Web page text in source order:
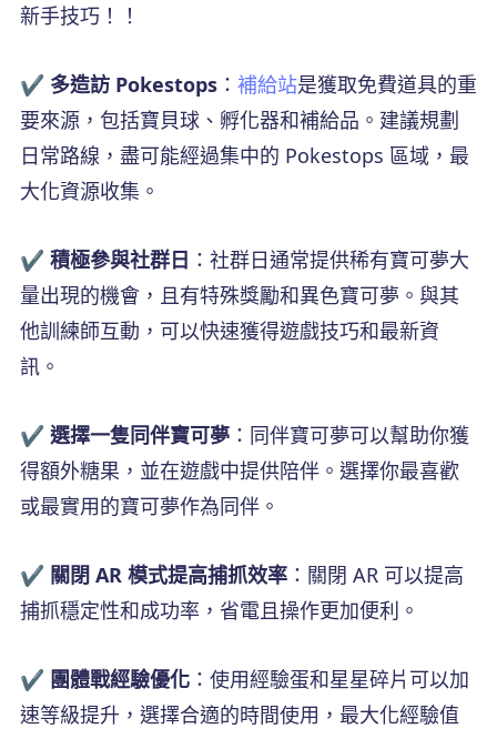
新手技巧！！
✔️ 多造訪 Pokestops ： 補給站是獲取免費道具的重
要來源，包括寶貝球、孵化器和補給品。建議規劃
日常路線，盡可能經過集中的 Pokestops 區域，最
大化資源收集。
✔️ 積極參與社群日 ：社群日通常提供稀有寶可夢大
量出現的機會，且有特殊獎勵和異色寶可夢。與其
他訓練師互動，可以快速獲得遊戲技巧和最新資
訊。
✔️ 選擇一隻同伴寶可夢 ：同伴寶可夢可以幫助你獲
得額外糖果，並在遊戲中提供陪伴。選擇你最喜歡
或最實用的寶可夢作為同伴。
✔️ 關閉 AR 模式提高捕抓效率 ：關閉 AR 可以提高
捕抓穩定性和成功率，省電且操作更加便利。
✔️ 團體戰經驗優化 ：使用經驗蛋和星星碎片可以加
速等級提升，選擇合適的時間使用，最大化經驗值